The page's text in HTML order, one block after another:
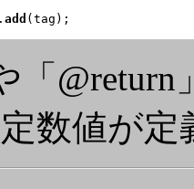
add (tag);
「
定数値が